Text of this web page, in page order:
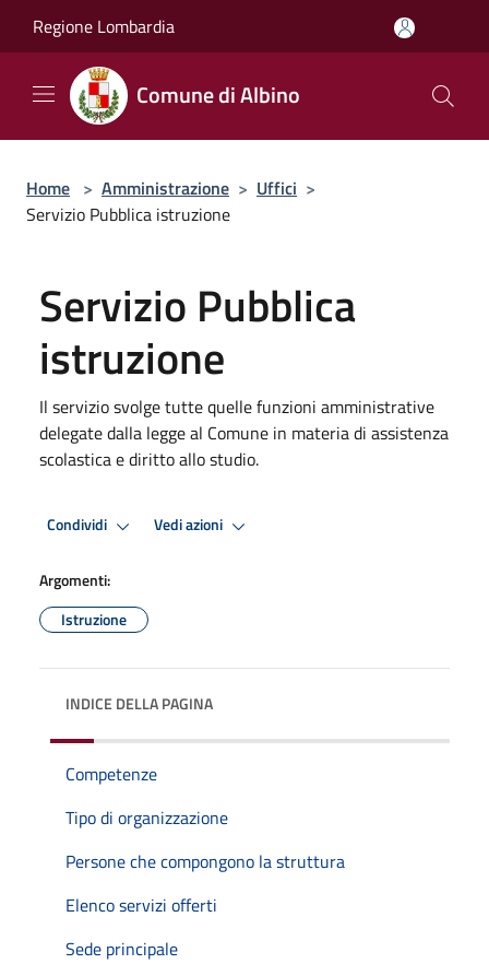
Regione Lombardia
Comune di Albino
Home > Amministrazione > Uffici >
Servizio Pubblica istruzione
Servizio Pubblica
istruzione
Il servizio svolge tutte quelle funzioni amministrative
delegate dalla legge al Comune in materia di assistenza
scolastica e diritto allo studio.
Condividi Vedi azioni
Argomenti:
Istruzione
INDICE DELLA PAGINA
Competenze
Tipo di organizzazione
Persone che compongono la struttura
Elenco servizi offerti
Sede principale